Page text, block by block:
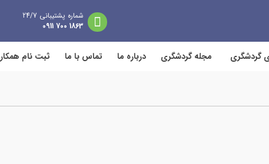
شماره پشتیبانی 24/7
1863 700 0911
گردشگری مجله گردشگری درباره ما تماس با ما ثبت نام همکار